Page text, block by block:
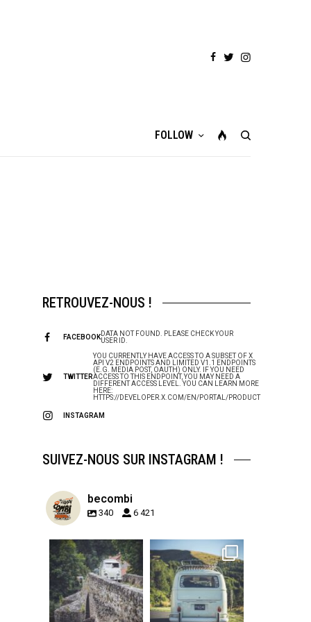
FOLLOW
RETROUVEZ-NOUS !
FACEBOOKDATA NOT FOUND. PLEASE CHECK YOUR
USER ID.
TWITTER
YOU CURRENTLY HAVE ACCESS TO A SUBSET OF X
API V2 ENDPOINTS AND LIMITED V1.1 ENDPOINTS
(E.G. MEDIA POST, OAUTH) ONLY. IF YOU NEED
ACCESS TO THIS ENDPOINT, YOU MAY NEED A
DIFFERENT ACCESS LEVEL. YOU CAN LEARN MORE
HERE:
HTTPS://DEVELOPER.X.COM/EN/PORTAL/PRODUCT
INSTAGRAM
SUIVEZ-NOUS SUR INSTAGRAM !
becombi
340 6 421
becombi
Sep 15
becombi
Sep 12